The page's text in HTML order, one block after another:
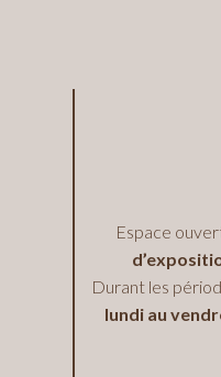
Espace
Durant les
lundi au